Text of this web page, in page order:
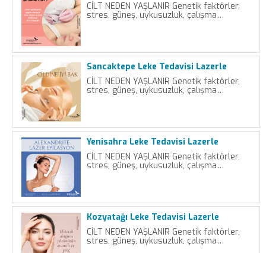
CİLT NEDEN YAŞLANIR Genetik faktörler,
stres, güneş, uykusuzluk, çalışma…
Sancaktepe Leke Tedavisi Lazerle
CİLT NEDEN YAŞLANIR Genetik faktörler,
stres, güneş, uykusuzluk, çalışma…
Yenisahra Leke Tedavisi Lazerle
CİLT NEDEN YAŞLANIR Genetik faktörler,
stres, güneş, uykusuzluk, çalışma…
Kozyatağı Leke Tedavisi Lazerle
CİLT NEDEN YAŞLANIR Genetik faktörler,
stres, güneş, uykusuzluk, çalışma…